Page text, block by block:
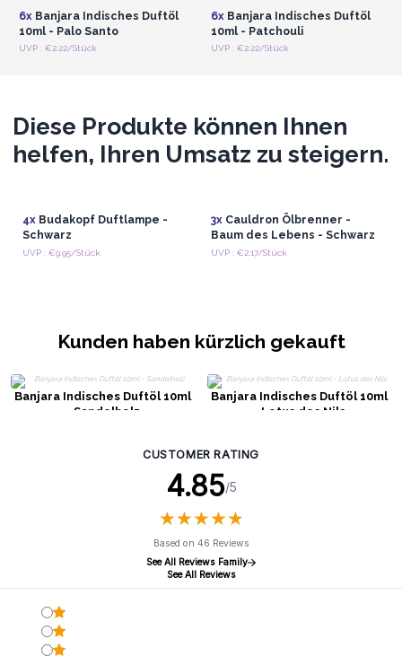
6xBanjara Indisches Duftöl
10ml - Palo Santo
UVP : €2.22/Stück
6xBanjara Indisches Duftöl
10ml - Patchouli
UVP : €2.22/Stück
Diese Produkte können Ihnen
helfen, Ihren Umsatz zu steigern.
4xBudakopf Duftlampe -
Schwarz
UVP : €9.95/Stück
3xCauldron Ölbrenner -
Baum des Lebens - Schwarz
UVP : €2.17/Stück
Kunden haben kürzlich gekauft
Banjara Indisches Duftöl 10ml
- Sandelholz
Banjara Indisches Duftöl 10ml
- Lotus des Nils
CUSTOMER RATING
4.85/5
★★★★★
★★★★★
Based on 46 Reviews
See All Reviews Family
See All Reviews